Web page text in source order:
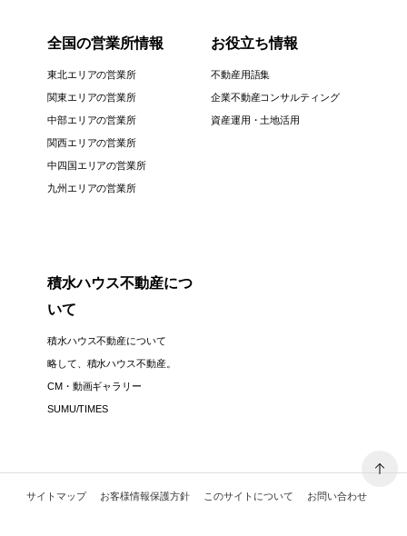
全国の営業所情報
東北エリアの営業所
関東エリアの営業所
中部エリアの営業所
関西エリアの営業所
中四国エリアの営業所
九州エリアの営業所
お役立ち情報
不動産用語集
企業不動産コンサルティング
資産運用・土地活用
積水ハウス不動産につ
いて
積水ハウス不動産について
略して、積水ハウス不動産。
CM・動画ギャラリー
SUMU/TIMES
サイトマップ お客様情報保護方針 このサイトについて お問い合わせ